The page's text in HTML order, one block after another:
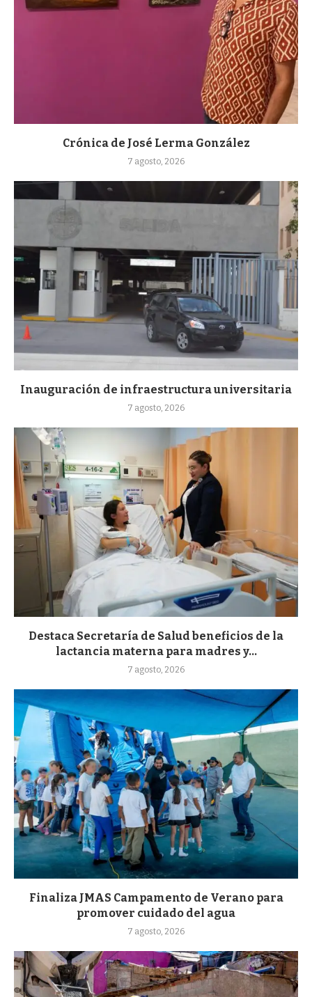
Crónica de José Lerma González
7 agosto, 2026
Inauguración de infraestructura universitaria
7 agosto, 2026
Destaca Secretaría de Salud beneficios de la
lactancia materna para madres y...
7 agosto, 2026
Finaliza JMAS Campamento de Verano para
promover cuidado del agua
7 agosto, 2026